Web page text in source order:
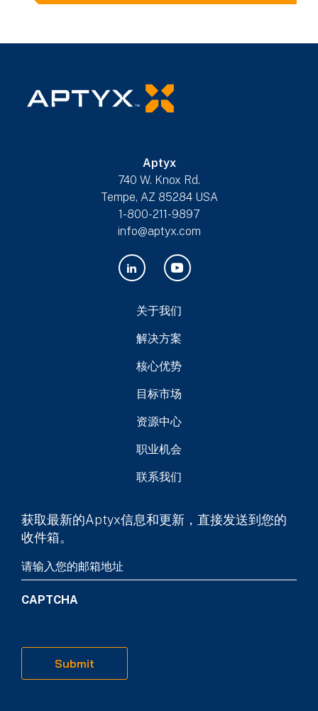
Aptyx
740 W. Knox Rd.
Tempe, AZ 85284 USA
1-800-211-9897
info@aptyx.com
关于我们
解决方案
核心优势
目标市场
资源中心
职业机会
联系我们
获取最新的Aptyx信息和更新，直接发送到您的
收件箱。
Email
(Required)
CAPTCHA